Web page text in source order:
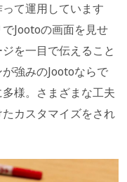
て運用しています
Jootoの画面を見せ
を一目で伝えること
強みのJootoならで
様。さまざまな工夫
カスタマイズをされ